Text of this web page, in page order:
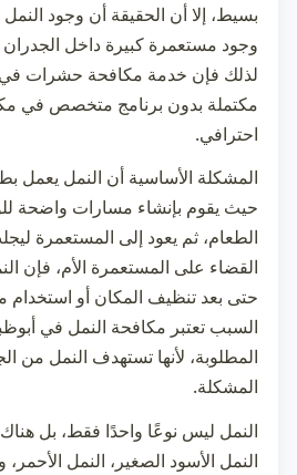
بسيط، إلا أن الحقيقة أن وجود
وجود مستعمرة كبيرة داخل
لذلك فإن خدمة مكافحة حشرات في
مكتملة بدون برنامج متخصص في
احترافي.
المشكلة الأساسية أن النمل يعمل
حيث يقوم بإنشاء مسارات واضحة
الطعام، ثم يعود إلى المستعمرة
القضاء على المستعمرة الأم، فإن
حتى بعد تنظيف المكان أو استخدام
السبب تعتبر مكافحة النمل في
المطلوبة، لأنها تستهدف النمل من
المشكلة.
النمل ليس نوعًا واحدًا فقط، بل
النمل الأسود الصغير، النمل الأحمر،